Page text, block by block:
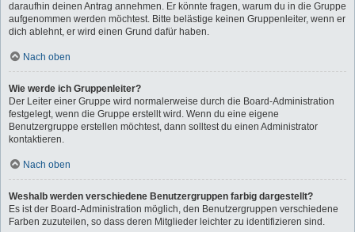
daraufhin deinen Antrag annehmen. Er könnte fragen, warum du in die Gruppe
aufgenommen werden möchtest. Bitte belästige keinen Gruppenleiter, wenn er
dich ablehnt, er wird einen Grund dafür haben.
Nach oben
Wie werde ich Gruppenleiter?
Der Leiter einer Gruppe wird normalerweise durch die Board-Administration
festgelegt, wenn die Gruppe erstellt wird. Wenn du eine eigene
Benutzergruppe erstellen möchtest, dann solltest du einen Administrator
kontaktieren.
Nach oben
Weshalb werden verschiedene Benutzergruppen farbig dargestellt?
Es ist der Board-Administration möglich, den Benutzergruppen verschiedene
Farben zuzuteilen, so dass deren Mitglieder leichter zu identifizieren sind.